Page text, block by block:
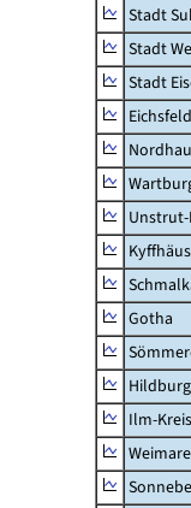
Stadt
Stadt
Stadt
Eichsfeld
Gotha
Ilm-Kreis